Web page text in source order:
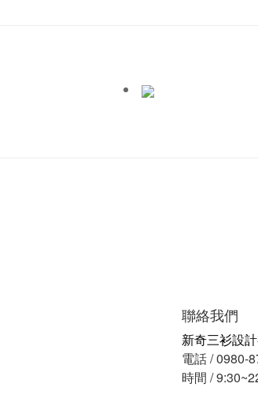
聯絡我們
新奇三衫設
電話 / 0980-
時間 /